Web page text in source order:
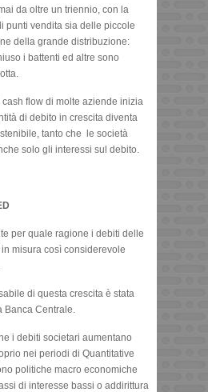
da oltre un triennio, con la
punti vendita sia delle piccole
della grande distribuzione:
i battenti ed altre sono
flow di molte aziende inizia
di debito in crescita diventa
tanto che le società
solo gli interessi sul debito.
per quale ragione i debiti delle
misura così considerevole
di questa crescita è stata
Centrale.
i debiti societari aumentano
nei periodi di Quantitative
politiche macro economiche
di interesse bassi o addirittura